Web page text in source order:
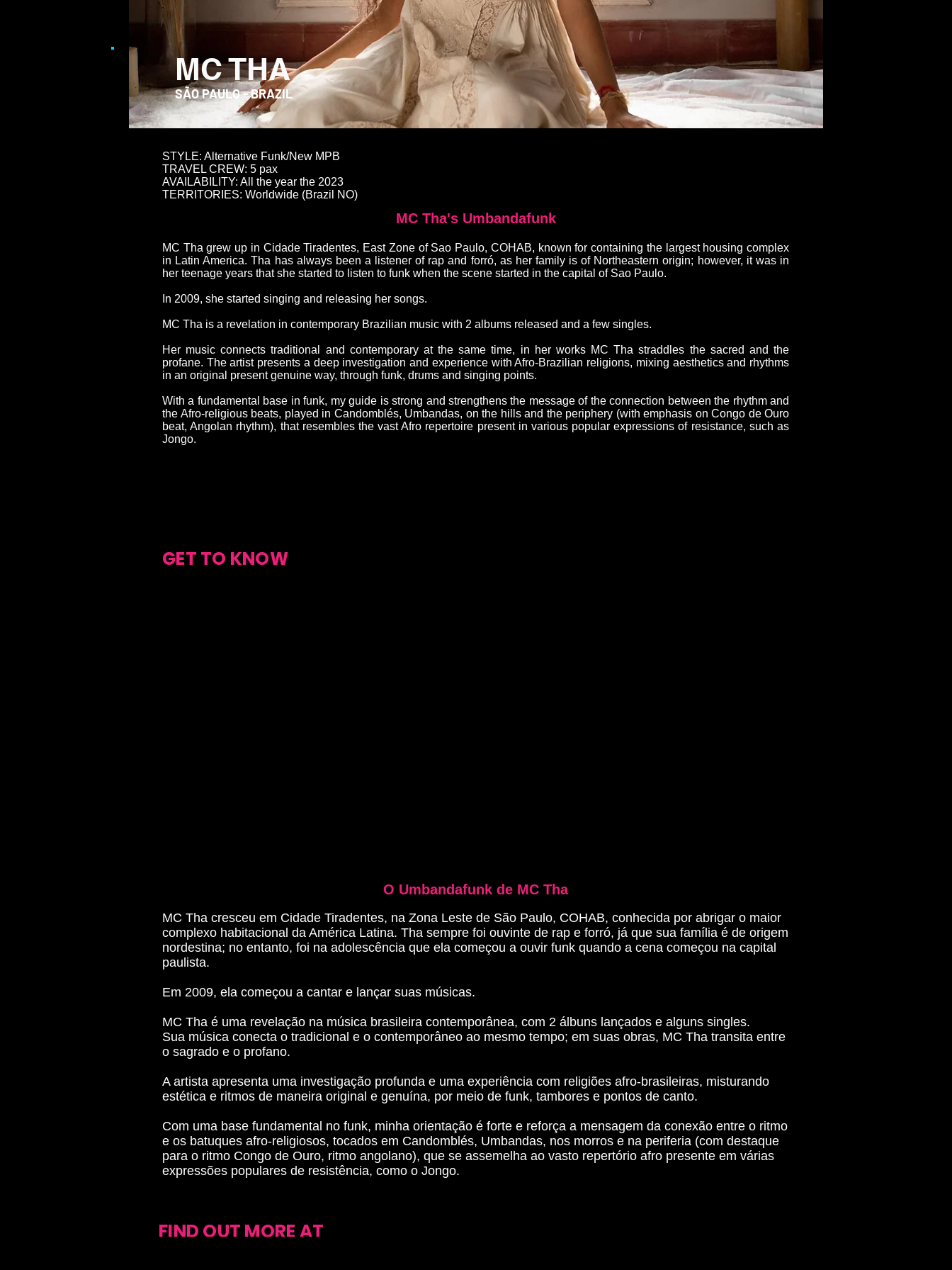
MC THA
SÃO PAULO - BRAZIL
STYLE: Alternative Funk/New MPB
TRAVEL CREW: 5 pax
AVAILABILITY: All the year the 2023
TERRITORIES: Worldwide (Brazil NO)
MC Tha's Umbandafunk
MC Tha grew up in Cidade Tiradentes, East Zone of Sao Paulo, COHAB, known for containing the largest housing complex
in Latin America. Tha has always been a listener of rap and forró, as her family is of Northeastern origin; however, it was in
her teenage years that she started to listen to funk when the scene started in the capital of Sao Paulo.
In 2009, she started singing and releasing her songs.
MC Tha is a revelation in contemporary Brazilian music with 2 albums released and a few singles.
Her music connects traditional and contemporary at the same time, in her works MC Tha straddles the sacred and the
profane. The artist presents a deep investigation and experience with Afro-Brazilian religions, mixing aesthetics and rhythms
in an original present genuine way, through funk, drums and singing points.
With a fundamental base in funk, my guide is strong and strengthens the message of the connection between the rhythm and
the Afro-religious beats, played in Candomblés, Umbandas, on the hills and the periphery (with emphasis on Congo de Ouro
beat, Angolan rhythm), that resembles the vast Afro repertoire present in various popular expressions of resistance, such as
Jongo.
GET TO KNOW
FIND OUT MORE AT
O Umbandafunk de MC Tha
MC Tha cresceu em Cidade Tiradentes, na Zona Leste de São Paulo, COHAB, conhecida por abrigar o maior
complexo habitacional da América Latina. Tha sempre foi ouvinte de rap e forró, já que sua família é de origem
nordestina; no entanto, foi na adolescência que ela começou a ouvir funk quando a cena começou na capital
paulista.
Em 2009, ela começou a cantar e lançar suas músicas.
MC Tha é uma revelação na música brasileira contemporânea, com 2 álbuns lançados e alguns singles.
Sua música conecta o tradicional e o contemporâneo ao mesmo tempo; em suas obras, MC Tha transita entre
o sagrado e o profano.
A artista apresenta uma investigação profunda e uma experiência com religiões afro-brasileiras, misturando
estética e ritmos de maneira original e genuína, por meio de funk, tambores e pontos de canto.
Com uma base fundamental no funk, minha orientação é forte e reforça a mensagem da conexão entre o ritmo
e os batuques afro-religiosos, tocados em Candomblés, Umbandas, nos morros e na periferia (com destaque
para o ritmo Congo de Ouro, ritmo angolano), que se assemelha ao vasto repertório afro presente em várias
expressões populares de resistência, como o Jongo.